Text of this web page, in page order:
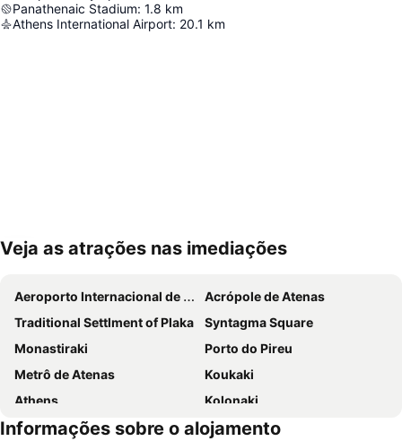
Panathenaic Stadium: 1.8 km
Athens International Airport: 20.1 km
Ampliar mapa
Veja as atrações nas imediações
Aeroporto Internacional de Atenas
Acrópole de Atenas
Traditional Settlment of Plaka
Syntagma Square
Monastiraki
Porto do Pireu
Metrô de Atenas
Koukaki
Athens
Kolonaki
Parthenon
Lavrio Port
Informações sobre o alojamento